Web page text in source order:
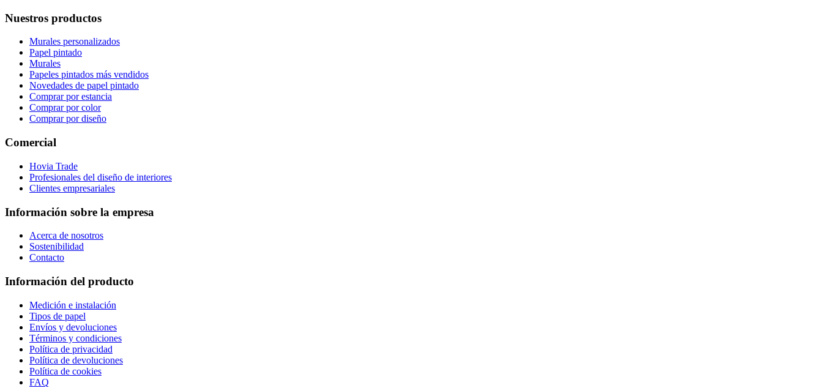
Nuestros productos
Murales personalizados
Papel pintado
Murales
Papeles pintados más vendidos
Novedades de papel pintado
Comprar por estancia
Comprar por color
Comprar por diseño
Comercial
Hovia Trade
Profesionales del diseño de interiores
Clientes empresariales
Información sobre la empresa
Acerca de nosotros
Sostenibilidad
Contacto
Información del producto
Medición e instalación
Tipos de papel
Envíos y devoluciones
Términos y condiciones
Política de privacidad
Política de devoluciones
Política de cookies
FAQ